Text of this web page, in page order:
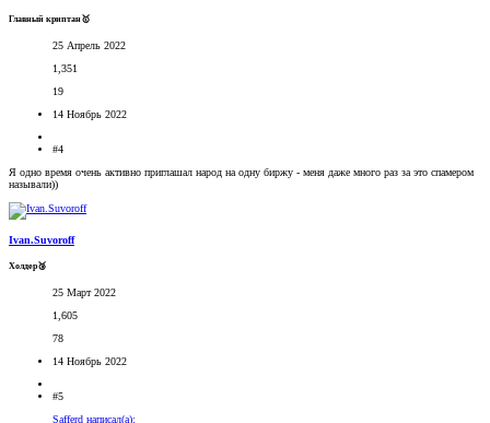
Главный криптан🥇
25 Апрель 2022
1,351
19
14 Ноябрь 2022
#4
Я одно время очень активно приглашал народ на одну биржу - меня даже много раз за это спамером
называли))
Ivan.Suvoroff
Холдер🥉
25 Март 2022
1,605
78
14 Ноябрь 2022
#5
Safferd написал(а):